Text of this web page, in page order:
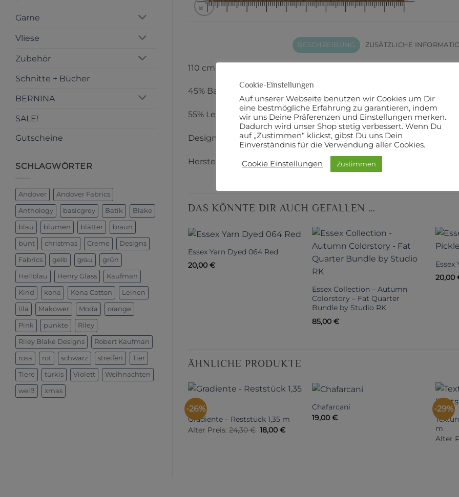
Garne
Vliese
Zubehör
Schnitte + Bücher
BERNINA
SALE!
Gutscheine
SCHLAGWÖRTER
Andover Andover Fabrics
Anthology basicgrey Batik Blake
blau blumen blätter braun
bunt christmas Creme Designs
Fabrics gelb grau grün
Hellblau Henry Glass Kaufman
Kind kona Kona Cotton Leinen
lila Makower Moda orange
Pink punkte Riley
Riley Blake Designs Robert Kaufman
rosa rot schwarz streifen Tier
Tiere türkis Violett Weihnachten
weiß xmas
BESCHREIBUNG ZUSÄTZLICHE
110 cm Breite
45% Baumwolle
55% Leinen
Designer: NA
Hersteller: Robert Kaufman
DAS KÖNNTE DIR AUCH GEFALLEN …
Essex Yarn Dyed 064 Red
20,00 €
Essex Collection – Autumn
Colorstory – Fat Quarter
Bundle by Studio RK
85,00 €
Essex
20,00
ÄHNLICHE PRODUKTE
-26%
Gradiente – Reststück 1,35 m
Alter Preis: 24,30€ Ursprünglicher
Preis
18,00€Aktueller
Chafarcani
19,00 €
-29%
m
Alter
Cookie-Einstellungen
Auf unserer Webseite benutzen wir Cookies um Dir
eine bestmögliche Erfahrung zu garantieren, indem
wir uns Deine Präferenzen und Einstellungen merken.
Dadurch wird unser Shop stetig verbessert. Wenn Du
auf „Zustimmen“ klickst, gibst Du uns Dein
Einverständnis für die Verwendung aller Cookies.
Cookie Einstellungen Zustimmen